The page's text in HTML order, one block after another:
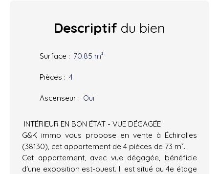
Descriptif du bien
Surface : 70.85 m²
Pièces : 4
Ascenseur : Oui
INTÉRIEUR EN BON ÉTAT - VUE DÉGAGÉE
G&K immo vous propose en vente à Échirolles
(38130), cet appartement de 4 pièces de 73 m².
Cet appartement, avec vue dégagée, bénéficie
d'une exposition est-ouest. Il est situé au 4e étage